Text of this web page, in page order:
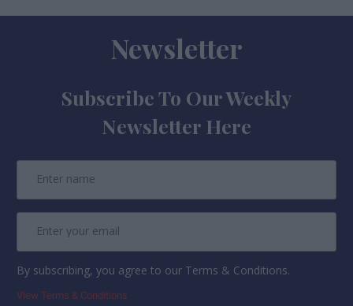
Newsletter
Subscribe To Our Weekly
Newsletter Here
By subscribing, you agree to our Terms & Conditions.
View Terms & Conditions